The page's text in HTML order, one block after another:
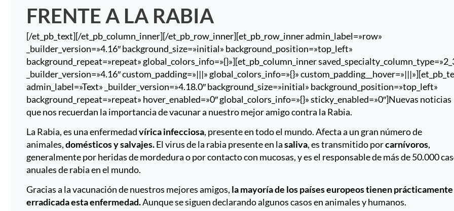
FRENTE A LA RABIA
[/et_pb_text][/et_pb_column_inner][/et_pb_row_inner][et_pb_row_inner admin_label=»row»
_builder_version=»4.16″ background_size=»initial» background_position=»top_left»
background_repeat=»repeat» global_colors_info=»{}»][et_pb_column_inner
_builder_version=»4.16″ custom_padding=»|||» global_colors_info=»{}»
admin_label=»Text» _builder_version=»4.18.0″ background_size=»initial» background_position=»top_left»
background_repeat=»repeat» hover_enabled=»0″ global_colors_info=»{}» sticky_enabled=»0″]Nuevas noticias
que nos recuerdan la importancia de vacunar a nuestro mejor amigo contra la Rabia.
La Rabia, es una enfermedadvíricainfecciosa, presente en todo el mundo. Afecta a un gran número de
animales,domésticos y salvajes.El virus de la rabia presente en lasaliva, es transmitido porcarnívoros,
generalmente por heridas de mordedura o por contacto con mucosas, y es el responsable de más de 50.000
anuales de rabia en el mundo.
Gracias a la vacunación de nuestros mejores amigos, la mayoría de los países europeos tienen prácticamente
erradicada esta enfermedad.Aunque se siguen declarando algunos casos en animales y humanos.